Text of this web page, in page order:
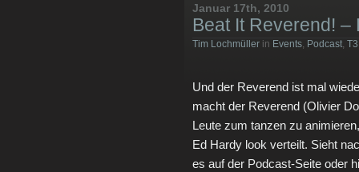
Januar 17th, 2010
Beat It Reverend! –
Tim Lochmüller in Events, Podcast,
Und der Reverend ist mal
macht der Reverend (Olivier
Leute zum tanzen zu
Ed Hardy look verteilt. Sieht
es auf der Podcast-Seite oder